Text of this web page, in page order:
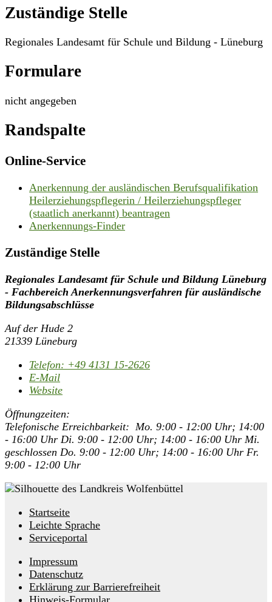
Zuständige Stelle
Regionales Landesamt für Schule und Bildung - Lüneburg
Formulare
nicht angegeben
Randspalte
Online-Service
Anerkennung der ausländischen Berufsqualifikation
Heilerziehungspflegerin / Heilerziehungspfleger
(staatlich anerkannt) beantragen
Anerkennungs-Finder
Zuständige Stelle
Regionales Landesamt für Schule und Bildung Lüneburg
- Fachbereich Anerkennungsverfahren für ausländische
Bildungsabschlüsse
Auf der Hude 2
21339 Lüneburg
Telefon: +49 4131 15-2626
E-Mail
Website
Öffnungzeiten:
Telefonische Erreichbarkeit: Mo. 9:00 - 12:00 Uhr; 14:00
- 16:00 Uhr Di. 9:00 - 12:00 Uhr; 14:00 - 16:00 Uhr Mi.
geschlossen Do. 9:00 - 12:00 Uhr; 14:00 - 16:00 Uhr Fr.
9:00 - 12:00 Uhr
Startseite
Leichte Sprache
Serviceportal
Impressum
Datenschutz
Erklärung zur Barrierefreiheit
Hinweis-Formular